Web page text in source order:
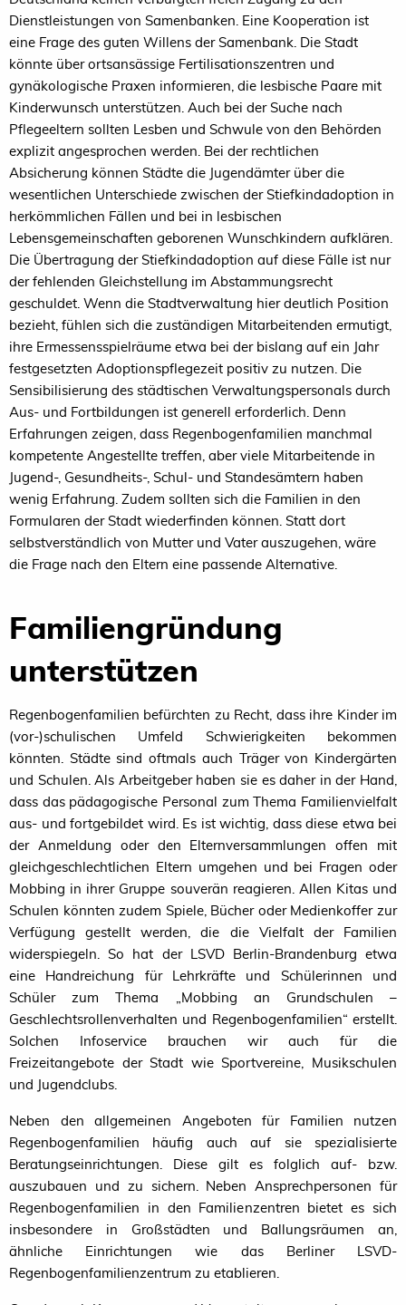
Dienstleistungen von Samenbanken. Eine Kooperation ist
eine Frage des guten Willens der Samenbank. Die Stadt
könnte über ortsansässige Fertilisationszentren und
gynäkologische Praxen informieren, die lesbische Paare mit
Kinderwunsch unterstützen. Auch bei der Suche nach
Pflegeeltern sollten Lesben und Schwule von den Behörden
explizit angesprochen werden. Bei der rechtlichen
Absicherung können Städte die Jugendämter über die
wesentlichen Unterschiede zwischen der Stiefkindadoption in
herkömmlichen Fällen und bei in lesbischen
Lebensgemeinschaften geborenen Wunschkindern aufklären.
Die Übertragung der Stiefkindadoption auf diese Fälle ist nur
der fehlenden Gleichstellung im Abstammungsrecht
geschuldet. Wenn die Stadtverwaltung hier deutlich Position
bezieht, fühlen sich die zuständigen Mitarbeitenden ermutigt,
ihre Ermessensspielräume etwa bei der bislang auf ein Jahr
festgesetzten Adoptionspflegezeit positiv zu nutzen. Die
Sensibilisierung des städtischen Verwaltungspersonals durch
Aus- und Fortbildungen ist generell erforderlich. Denn
Erfahrungen zeigen, dass Regenbogenfamilien manchmal
kompetente Angestellte treffen, aber viele Mitarbeitende in
Jugend-, Gesundheits-, Schul- und Standesämtern haben
wenig Erfahrung. Zudem sollten sich die Familien in den
Formularen der Stadt wiederfinden können. Statt dort
selbstverständlich von Mutter und Vater auszugehen, wäre
die Frage nach den Eltern eine passende Alternative.
Familiengründung
unterstützen
Regenbogenfamilien befürchten zu Recht, dass ihre Kinder im
(vor-)schulischen Umfeld Schwierigkeiten bekommen
könnten. Städte sind oftmals auch Träger von Kindergärten
und Schulen. Als Arbeitgeber haben sie es daher in der Hand,
dass das pädagogische Personal zum Thema Familienvielfalt
aus- und fortgebildet wird. Es ist wichtig, dass diese etwa bei
der Anmeldung oder den Elternversammlungen offen mit
gleichgeschlechtlichen Eltern umgehen und bei Fragen oder
Mobbing in ihrer Gruppe souverän reagieren. Allen Kitas und
Schulen könnten zudem Spiele, Bücher oder Medienkoffer zur
Verfügung gestellt werden, die die Vielfalt der Familien
widerspiegeln. So hat der LSVDBerlin-Brandenburg etwa
eine Handreichung für Lehrkräfte und Schülerinnen und
Schüler zum Thema „Mobbing an Grundschulen –
Geschlechtsrollenverhalten und Regenbogenfamilien“ erstellt.
Solchen Infoservice brauchen wir auch für die
Freizeitangebote der Stadt wie Sportvereine, Musikschulen
und Jugendclubs.
Neben den allgemeinen Angeboten für Familien nutzen
Regenbogenfamilien häufig auch auf sie spezialisierte
Beratungseinrichtungen. Diese gilt es folglich auf- bzw.
auszubauen und zu sichern. Neben Ansprechpersonen für
Regenbogenfamilien in den Familienzentren bietet es sich
insbesondere in Großstädten und Ballungsräumen an,
ähnliche Einrichtungen wie das Berliner LSVD-
Regenbogenfamilienzentrum zu etablieren.